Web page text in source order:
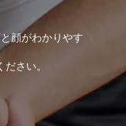
顔がわかりやす
さい。